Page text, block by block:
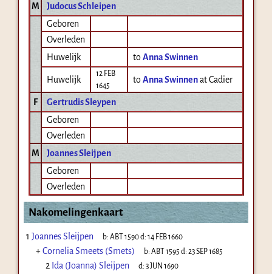
M
Judocus Schleipen
Geboren
Overleden
Huwelijk
toAnna Swinnen
Huwelijk
12 FEB
1645
toAnna Swinnen at Cadier
F
Gertrudis Sleypen
Geboren
Overleden
M
Joannes Sleijpen
Geboren
Overleden
Nakomelingenkaart
1 Joannes Sleijpen b:ABT 1590d:14 FEB 1660
+Cornelia Smeets (Smets) b:ABT 1595 d:23 SEP 1685
2 Ida (Joanna) Sleijpen d:3 JUN 1690